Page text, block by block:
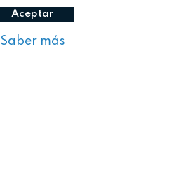
Aceptar
Saber más